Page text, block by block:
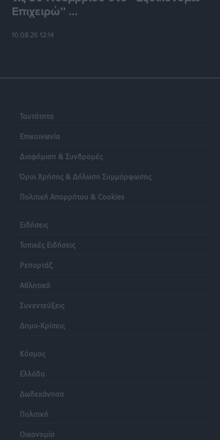
Επιχειρώ’’ ...
10.08.26 12:14
Ταυτότητα
Επικοινωνία
Διαφήμιση & Συνδρομές
Όροι Χρήσης & Δήλωση Συμμόρφωσης
Πολιτική Απορρήτου & Cookies
Ειδήσεις
Τοπικές Ειδήσεις
Ρεπορτάζ
Αθλητικά
Συνεντεύξεις
Δημο-Κρίσεις
Κόσμος
Ελλάδα
Δωδεκάνησα
Πολιτική
Οικονομία